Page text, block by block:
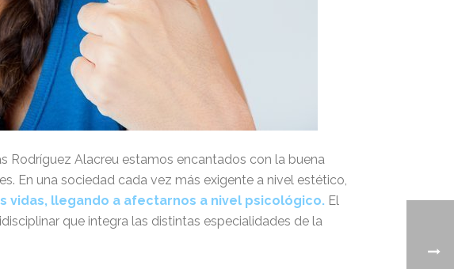
Rodríguez Alacreu estamos encantados con la buena
En una sociedad cada vez más exigente a nivel estético,
vidas, llegando a afectarnos a nivel psicológico. El
que integra las distintas especialidades de la